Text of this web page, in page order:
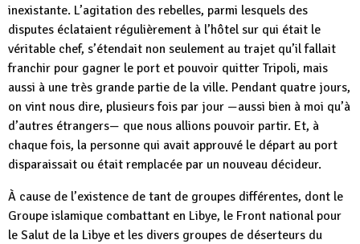
inexistante. L’agitation des rebelles, parmi lesquels des
disputes éclataient régulièrement à l’hôtel sur qui était le
véritable chef, s’étendait non seulement au trajet qu’il fallait
franchir pour gagner le port et pouvoir quitter Tripoli, mais
aussi à une très grande partie de la ville. Pendant quatre jours,
on vint nous dire, plusieurs fois par jour —aussi bien à moi qu’à
d’autres étrangers— que nous allions pouvoir partir. Et, à
chaque fois, la personne qui avait approuvé le départ au port
disparaissait ou était remplacée par un nouveau décideur.
À cause de l’existence de tant de groupes différentes, dont le
Groupe islamique combattant en Libye, le Front national pour
le Salut de la Libye et les divers groupes de déserteurs du